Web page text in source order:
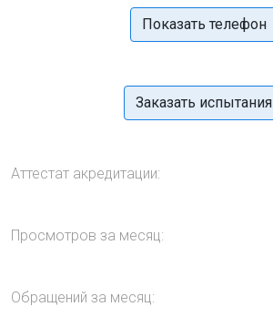
Показать телефон
Заказать испытания
Аттестат акредитации:
Просмотров за месяц:
Обращений за месяц: